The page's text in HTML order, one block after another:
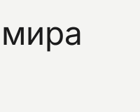
мира